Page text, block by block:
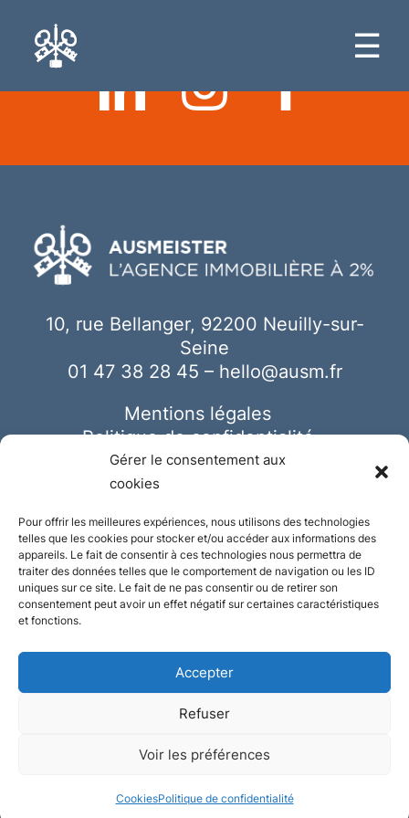
Gérer le consentement aux
cookies
Pour offrir les meilleures expériences, nous utilisons des technologies
telles que les cookies pour stocker et/ou accéder aux informations des
appareils. Le fait de consentir à ces technologies nous permettra de
traiter des données telles que le comportement de navigation ou les ID
uniques sur ce site. Le fait de ne pas consentir ou de retirer son
consentement peut avoir un effet négatif sur certaines caractéristiques
et fonctions.
Accepter
Refuser
Voir les préférences
CookiesPolitique de confidentialité
☰
10, rue Bellanger, 92200 Neuilly-sur-
Seine
01 47 38 28 45 – hello@ausm.fr
Mentions légales
Politique de confidentialité
Cookies
Conception et réalisation :Plate